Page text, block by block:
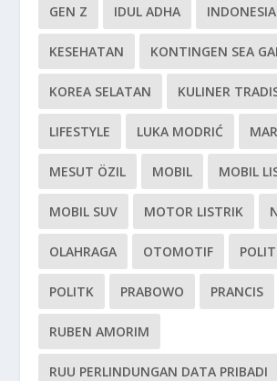
GEN Z IDUL ADHA INDONESIA
KESEHATAN KONTINGEN SEA
KOREA SELATAN KULINER
LIFESTYLE LUKA MODRIĆ
MESUT ÖZIL MOBIL MOBIL
MOBIL SUV MOTOR LISTRIK
OLAHRAGA OTOMOTIF
POLITK PRABOWO PRANCIS
RUBEN AMORIM
RUU PERLINDUNGAN DATA PRIBADI